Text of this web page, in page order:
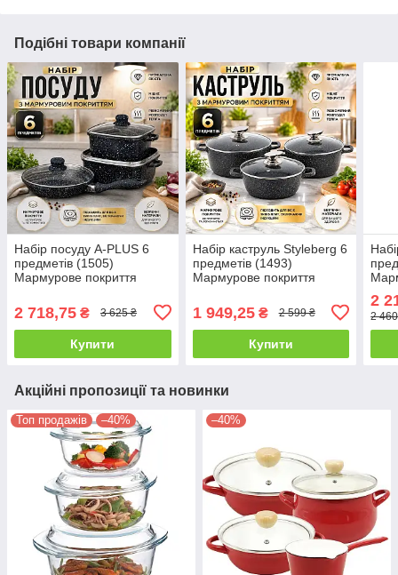
Подібні товари компанії
Набір посуду A-PLUS 6
предметів (1505)
Мармурове покриття
2 718,75 ₴ 3 625 ₴
Купити
Набір каструль Styleberg 6
предметів (1493)
Мармурове покриття
1 949,25₴ 2 599 ₴
Купити
2
2
Акційні пропозиції та новинки
Топ продажів –40% –40%